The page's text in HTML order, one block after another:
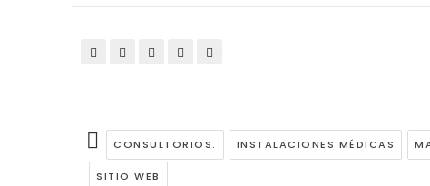
CONSULTORIOS. INSTALACIONES MÉDICAS
SITIO WEB